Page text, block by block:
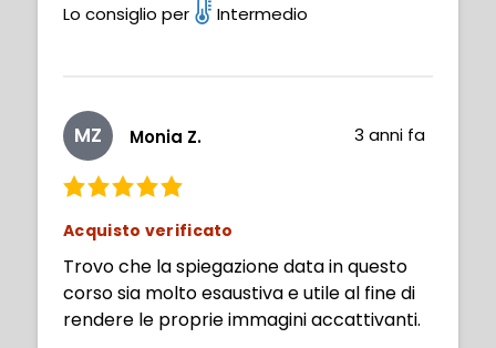
Lo consiglio per Intermedio
MZ Monia Z. 3 anni fa
Acquisto verificato
Trovo che la spiegazione data in questo
corso sia molto esaustiva e utile al fine di
rendere le proprie immagini accattivanti.